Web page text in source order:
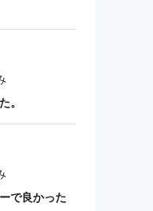
。
で良かった